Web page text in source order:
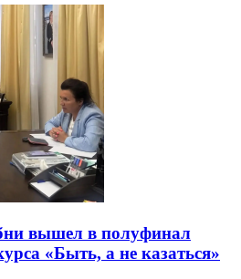
вышел в полуфинал
«Быть, а не казаться»